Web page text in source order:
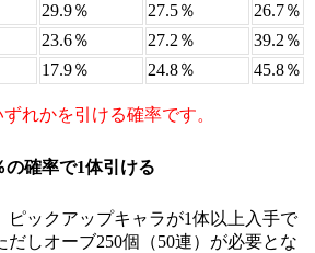
29.9％ 27.5％
26.7％
23.6％ 27.2％
39.2％
17.9％ 24.8％ 45.8％
れかを引ける確率です。
の確率で1体引ける
ピックアップキャラが1体以上入手で
だしオーブ250個（50連）が必要とな